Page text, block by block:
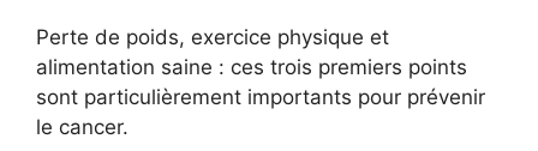
Perte de poids, exercice physique et
alimentation saine : ces trois premiers points
sont particulièrement importants pour prévenir
le cancer.